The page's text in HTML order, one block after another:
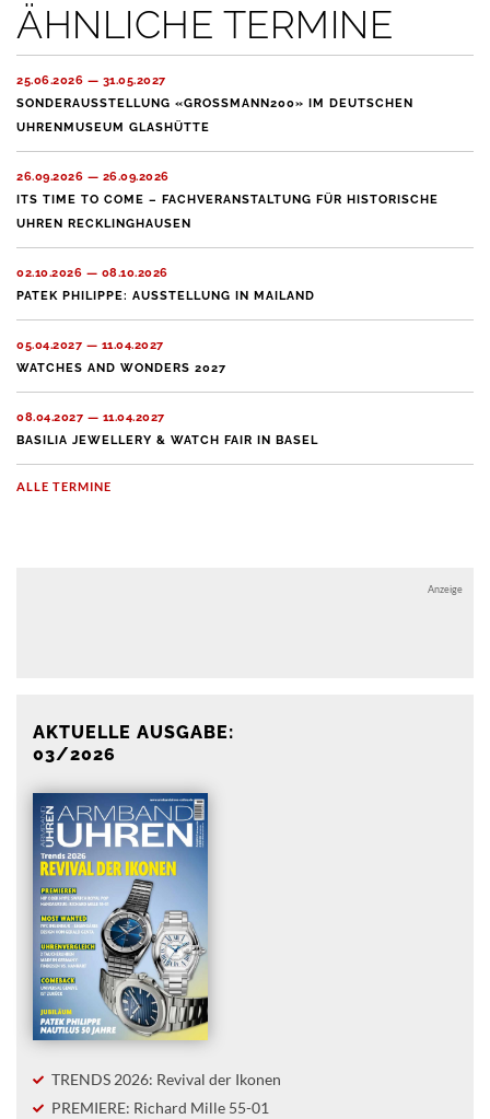
ÄHNLICHE TERMINE
25.06.2026 — 31.05.2027
SONDERAUSSTELLUNG «GROSSMANN200» IM DEUTSCHEN
UHRENMUSEUM GLASHÜTTE
26.09.2026 — 26.09.2026
ITS TIME TO COME – FACHVERANSTALTUNG FÜR HISTORISCHE
UHREN RECKLINGHAUSEN
02.10.2026 — 08.10.2026
PATEK PHILIPPE: AUSSTELLUNG IN MAILAND
05.04.2027 — 11.04.2027
WATCHES AND WONDERS 2027
08.04.2027 — 11.04.2027
BASILIA JEWELLERY & WATCH FAIR IN BASEL
ALLE TERMINE
Anzeige
AKTUELLE AUSGABE:
03/2026
TRENDS 2026: Revival der Ikonen
PREMIERE: Richard Mille 55-01